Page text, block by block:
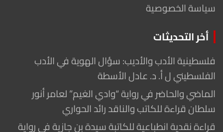
سياسة الخصوصية
أخر التحديثات
فلسطينية الأدب والأديب: سؤال الهوية في الأدب
الفلسطيني ل أ. د. عادل الأسطة
الماضي والحاضر في رواية “وادي الغيم” لعامر أنور
سلطان قراءة للكاتب والناقد رائد الحواري
قراءة نقدية انطباعية للكاتبة سيدة بن جازية في رواية